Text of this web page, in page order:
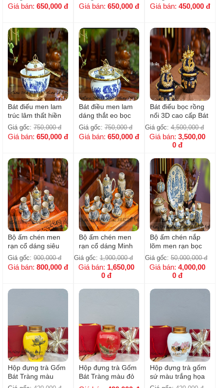
Giá bán: 650,000 đ Giá bán: 650,000 đ Giá bán: 450,000 đ
Bát điếu men lam
trúc lâm thất hiền
bọc đồng
Giá gốc: 750,000 đ
Giá bán: 650,000 đ
Bát điều men lam
dáng thắt eo bọc
đồng
Giá gốc:750,000 đ
Giá bán: 650,000 đ
Bát điếu bọc rồng
nổi 3D cao cấp Bát
Tràng
Giá gốc:4,500,000 đ
Giá bán:3,500,00
0 đ
Bộ ấm chén men
rạn cổ dáng siêu
quai đồng ( Ko
kèm khay gỗ )
Giá gốc: 900,000 đ
Giá bán: 800,000 đ
Bộ ấm chén men
rạn cổ dáng Minh
Long + Phụ kiện (
Ko kèm khay gỗ )
Giá gốc: 1,900,000 đ
Giá bán: 1,650,00
0 đ
Bộ ấm chén nắp
lõm men rạn bọc
đồng - full phụ kiện
Giá gốc:50,000,000 đ
Giá bán:4,000,00
0 đ
Hộp đựng trà Gốm
Bát Tràng màu
vàng họa tiết hoa
Hộp đựng trà Gốm
Bát Tràng màu đỏ
họa tiết hoa sen -
Hộp đựng trà gốm
sứ màu trắng họa
tiết hoa sen hồng -